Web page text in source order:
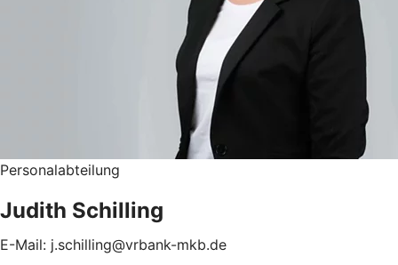
Personalabteilung
Judith Schilling
E-Mail: j.schilling@vrbank-mkb.de